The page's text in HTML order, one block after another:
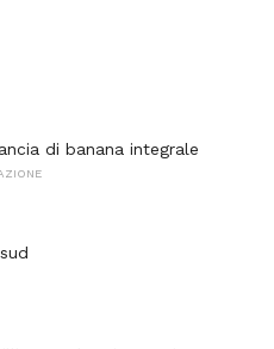
di banana integrale